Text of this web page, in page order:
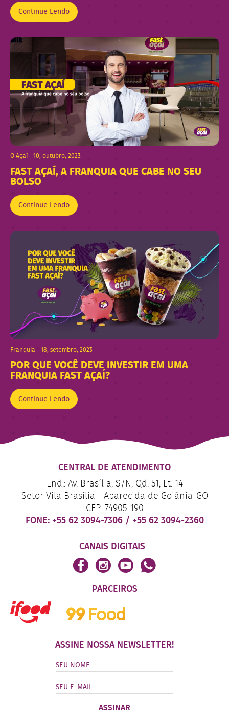
Continue Lendo
O Açaí - 10, outubro, 2023
FAST AÇAÍ, A FRANQUIA QUE CABE NO SEU
BOLSO
Continue Lendo
Franquia - 18, setembro, 2023
POR QUE VOCÊ DEVE INVESTIR EM UMA
FRANQUIA FAST AÇAÍ?
Continue Lendo
CENTRAL DE ATENDIMENTO
End.: Av. Brasília, S/N, Qd. 51, Lt. 14
Setor Vila Brasília - Aparecida de Goiânia-GO
CEP: 74905-190
FONE: +55 62 3094-7306 / +55 62 3094-2360
CANAIS DIGITAIS
PARCEIROS
ASSINE NOSSA NEWSLETTER!